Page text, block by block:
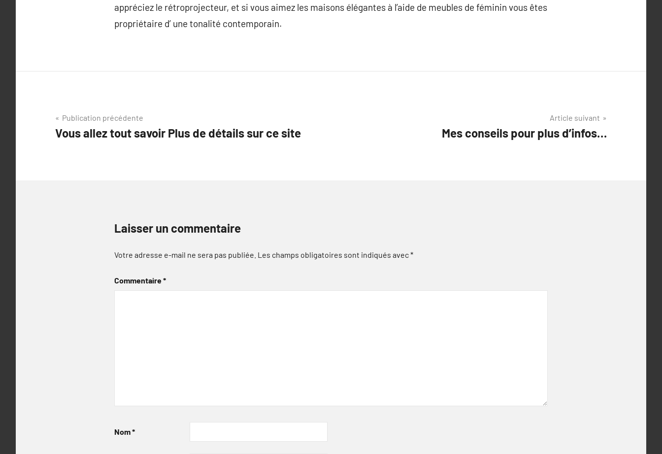
appréciez le rétroprojecteur, et si vous aimez les maisons élégantes à l’aide de meubles de féminin vous êtes
propriétaire d’ une tonalité contemporain.
Navigation
de
Publication précédente
Vous allez tout savoir Plus de détails sur ce site
Article suivant
Mes conseils pour plus d’infos…
Laisser un commentaire
Votre adresse e-mail ne sera pas publiée. Les champs obligatoires sont indiqués avec*
Commentaire*
Nom*